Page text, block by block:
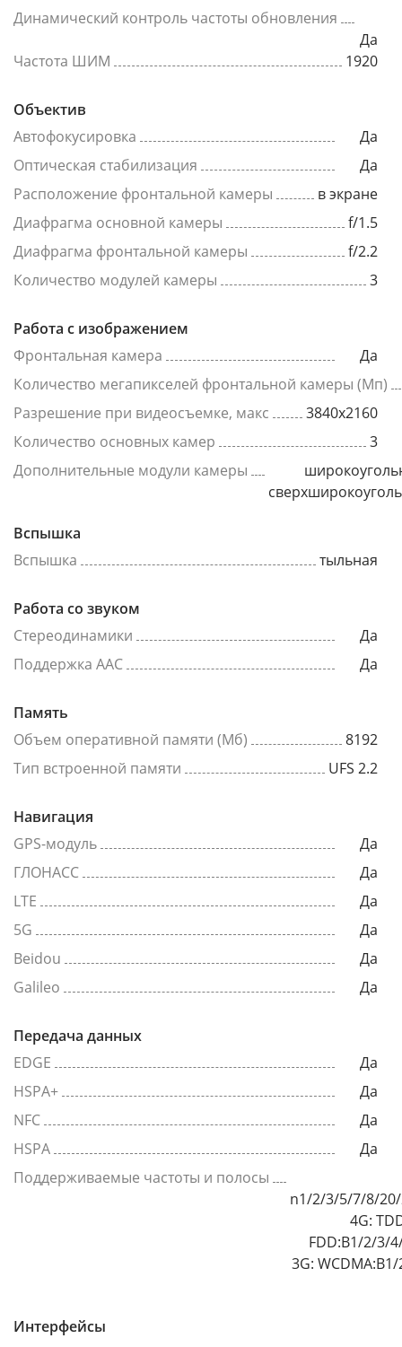
Динамический контроль частоты обновления
Да
Частота ШИМ
1920
Объектив
Автофокусировка
Да
Оптическая стабилизация
Да
Расположение фронтальной камеры
в экране
Диафрагма основной камеры
f/1.5
Диафрагма фронтальной камеры
f/2.2
Количество модулей камеры
3
Работа с изображением
Фронтальная камера
Да
Количество мегапикселей фронтальной камеры (Мп)
Разрешение при видеосъемке, макс
3840x2160
Количество основных камер
3
Дополнительные модули камеры
Вспышка
Вспышка
тыльная
Работа со звуком
Стереодинамики
Да
Поддержка AAC
Да
Память
Объем оперативной памяти (Мб)
8192
Тип встроенной памяти
UFS 2.2
Навигация
GPS-модуль
Да
ГЛОНАСС
Да
LTE
Да
5G
Да
Beidou
Да
Galileo
Да
Передача данных
EDGE
Да
HSPA+
Да
NFC
Да
HSPA
Да
Поддерживаемые частоты и полосы
n1/2/3/5/7/8/
4G:
FDD:B1/2/3/
3G:
Интерфейсы